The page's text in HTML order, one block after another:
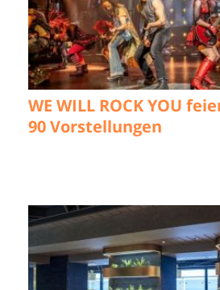
WE WILL ROCK YOU
90 Vorstellungen